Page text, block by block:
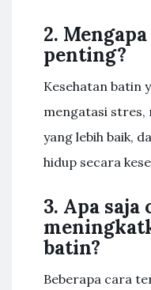
2.
penting?
Kesehatan batin
mengatasi stres,
yang lebih baik,
hidup secara
3. Apa saja
batin?
Beberapa cara